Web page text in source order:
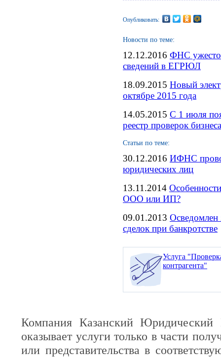
Опубликовать:
Новости по теме:
12.12.2016 ФНС
сведений в ЕГРЮЛ
18.09.2015 Новый
октябре 2015 года
14.05.2015 С 1 июля
реестр проверок бизнеса
Статьи по теме:
30.12.2016 ИФНС
юридических лиц
13.11.2014
ООО или ИП?
09.01.2013 Осведомлен
сделок при банкротстве
Услуга
контрагента"
Компания Казанский Юридический
оказывает услуги только в части
или представительства в